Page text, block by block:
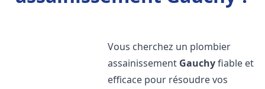
Vous cherchez un plombier
assainissement Gauchyfiable et
efficace pour résoudre vos